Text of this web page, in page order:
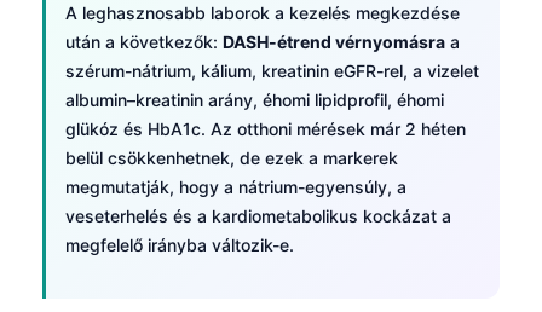
A leghasznosabb laborok a kezelés megkezdése
után a következők: DASH-étrend vérnyomásra a
szérum-nátrium, kálium, kreatinin eGFR-rel, a vizelet
albumin–kreatinin arány, éhomi lipidprofil, éhomi
glükóz és HbA1c. Az otthoni mérések már 2 héten
belül csökkenhetnek, de ezek a markerek
megmutatják, hogy a nátrium-egyensúly, a
veseterhelés és a kardiometabolikus kockázat a
megfelelő irányba változik-e.